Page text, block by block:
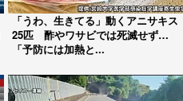
「うわ、生きてる」動くアニサキス
25匹 酢やワサビでは死滅せず…
「予防には加熱と...